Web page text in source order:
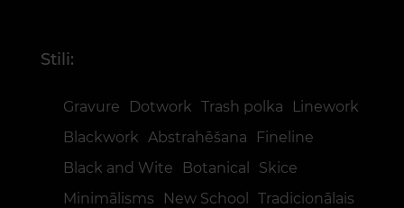
Stili:
Gravure Dotwork Trash polka
Linework
Blackwork Abstrahēšana
Fineline
Black and Wite
Botanical
Skice
Minimālisms
New School
Tradicionālais